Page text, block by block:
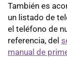
También es
un listado de
el teléfono de
referencia, del
manual de